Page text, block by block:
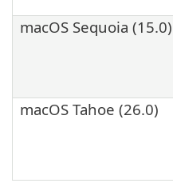
macOS Sequoia (15.0)
macOS Tahoe (26.0)